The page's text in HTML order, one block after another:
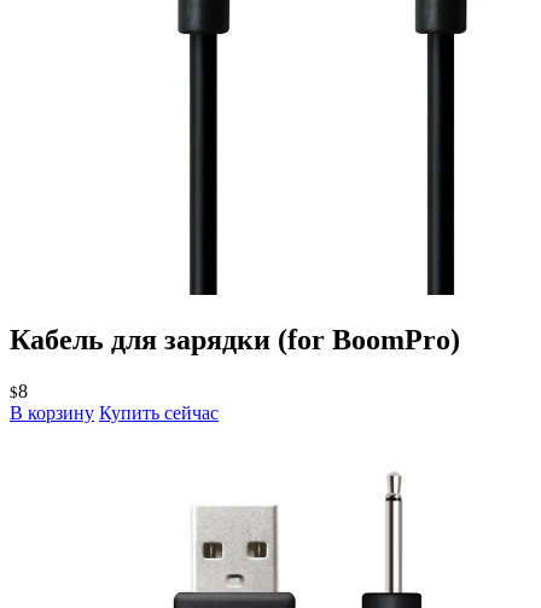
Кабель для зарядки (for BoomPro)
$8
В корзину Купить сейчас